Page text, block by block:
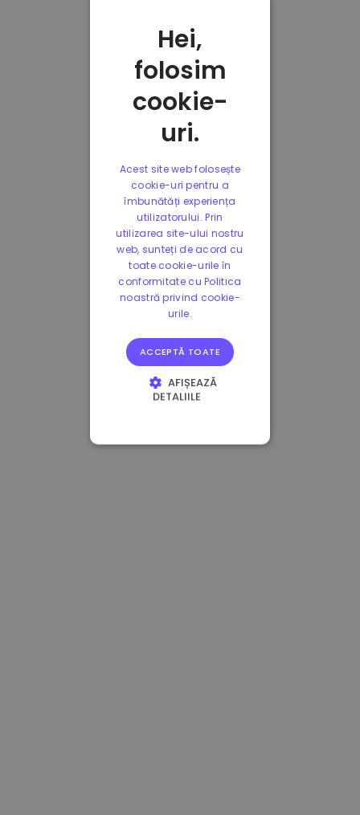
Hei,
folosim
cookie-
uri.
Acest site web folosește
cookie-uri pentru a
îmbunătăți experiența
utilizatorului. Prin
utilizarea site-ului nostru
web, sunteți de acord cu
toate cookie-urile în
conformitate cu Politica
noastră privind cookie-
urile.
ACCEPTĂ TOATE
AFIȘEAZĂ
DETALIILE